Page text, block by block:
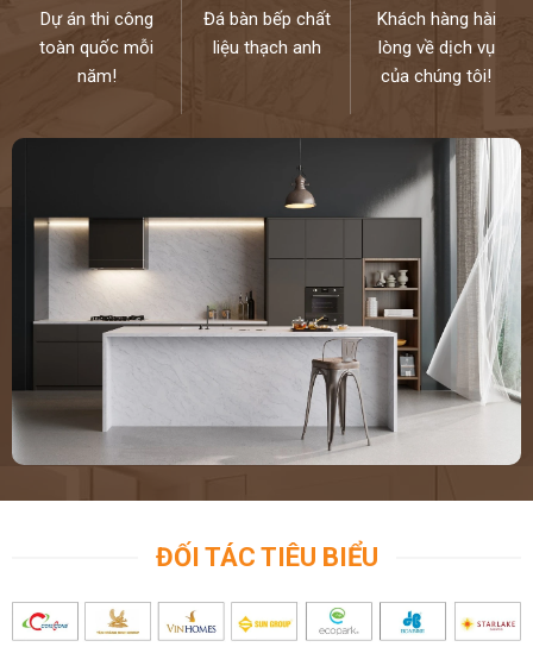
Dự án thi công
toàn quốc mỗi
năm!
Đá bàn bếp chất
liệu thạch anh
Khách hàng hài
lòng về dịch vụ
của chúng tôi!
ĐỐI TÁC TIÊU BIỂU